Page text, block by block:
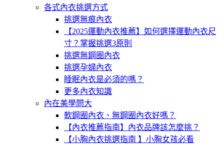
各式內衣挑選方式
挑選無痕內衣
【2025運動內衣推薦】如何選擇運動內衣尺
寸？掌握挑選3原則
挑選無鋼圈內衣
挑選孕婦內衣
睡眠內衣是必須的嗎？
更多內衣知識
內在美學問大
軟鋼圈內衣、無鋼圈內衣好嗎？
【內衣推薦指南】內衣品牌該怎麼挑？
【小胸內衣挑選指南 】小胸女孩必看